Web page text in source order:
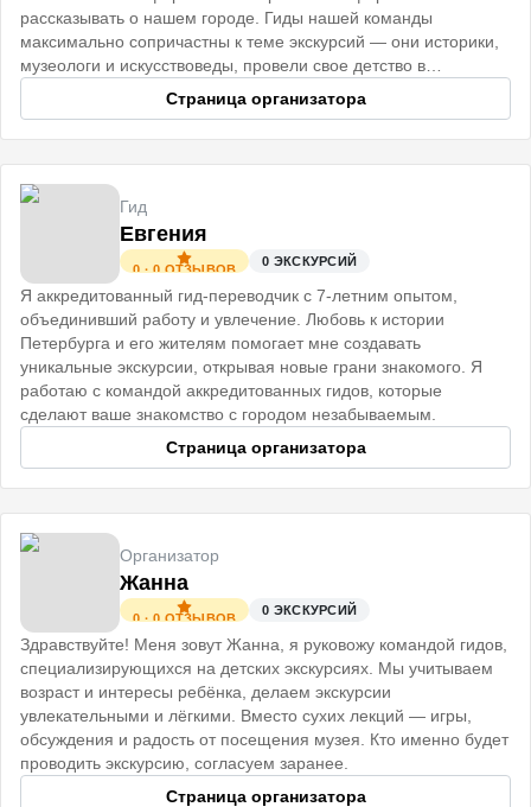
рассказывать о нашем городе. Гиды нашей команды
максимально сопричастны к теме экскурсий — они историки,
музеологи и искусствоведы, провели свое детство в
старинных Петербургских домахСтраница организатора
Гид
Евгения
0 · 0 ОТЗЫВОВ
0 ЭКСКУРСИЙ
Я аккредитованный гид-переводчик с 7-летним опытом,
объединивший работу и увлечение. Любовь к истории
Петербурга и его жителям помогает мне создавать
уникальные экскурсии, открывая новые грани знакомого. Я
работаю с командой аккредитованных гидов, которые
сделают ваше знакомство с городом незабываемым.
Страница организатора
Организатор
Жанна
0 · 0 ОТЗЫВОВ
0 ЭКСКУРСИЙ
Здравствуйте! Меня зовут Жанна, я руковожу командой гидов,
специализирующихся на детских экскурсиях. Мы учитываем
возраст и интересы ребёнка, делаем экскурсии
увлекательными и лёгкими. Вместо сухих лекций — игры,
обсуждения и радость от посещения музея. Кто именно будет
проводить экскурсию, согласуем заранее.
Страница организатора